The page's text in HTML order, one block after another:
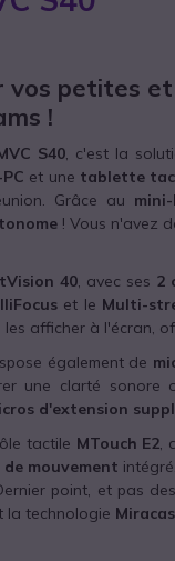
vos petites
!
S40 , c'est la
et une tablette
Grâce au mini-
! Vous n'avez
40 , avec ses 2
et le Multi-
afficher à l'écran,
également de
une clarté sonore
d'extension
tactile MTouch E2
mouvement
point, et pas
la technologie